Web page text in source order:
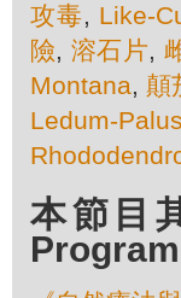
攻毒, Like-
險, 溶石片,
Montana,顛
Ledum-
本節目
Program